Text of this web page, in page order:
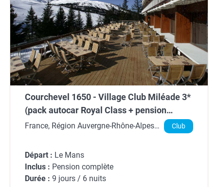
Courchevel 1650 - Village Club Miléade 3*
(pack autocar Royal Class + pension
complète)
France, Région Auvergne-Rhône-Alpes,
Club
Départ : Le Mans
Inclus : Pension complète
Durée : 9 jours / 6 nuits